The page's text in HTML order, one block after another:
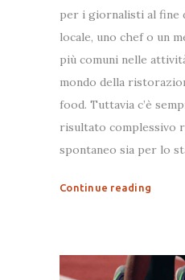
per i giornalisti al fine
locale, uno chef o un
più comuni nelle
mondo della
food. Tuttavia c’è
risultato complessivo
spontaneo sia per lo
Continue reading